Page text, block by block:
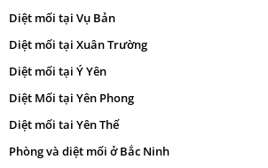
Diệt mối tại Vụ Bản
Diệt mối tại Xuân Trường
Diệt mối tại Ý Yên
Diệt Mối tại Yên Phong
Diệt mối tai Yên Thế
Phòng và diệt mối ở Bắc Ninh